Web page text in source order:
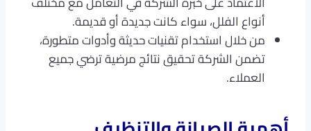
أنواع الفلل، سواء كانت جديدة أو قديمة.
من خلال استخدام تقنيات حديثة وأدوات متطورة،
تضمن الشركة تحقيق نتائج مرضية ترضي جميع
العملاء.